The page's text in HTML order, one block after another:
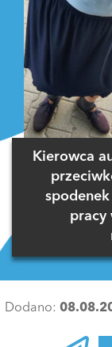
Kierowca
spodenek
pracy
Dodano: